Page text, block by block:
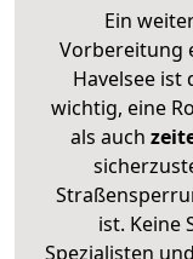
Ein
Vorbereitung
Havelsee ist
wichtig, eine
als auch
ist. Keine
Spezialisten